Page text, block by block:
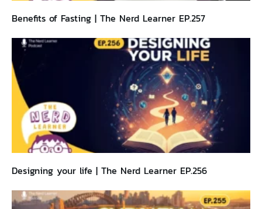
Benefits of Fasting | The Nerd Learner EP.257
Designing your life | The Nerd Learner EP.256